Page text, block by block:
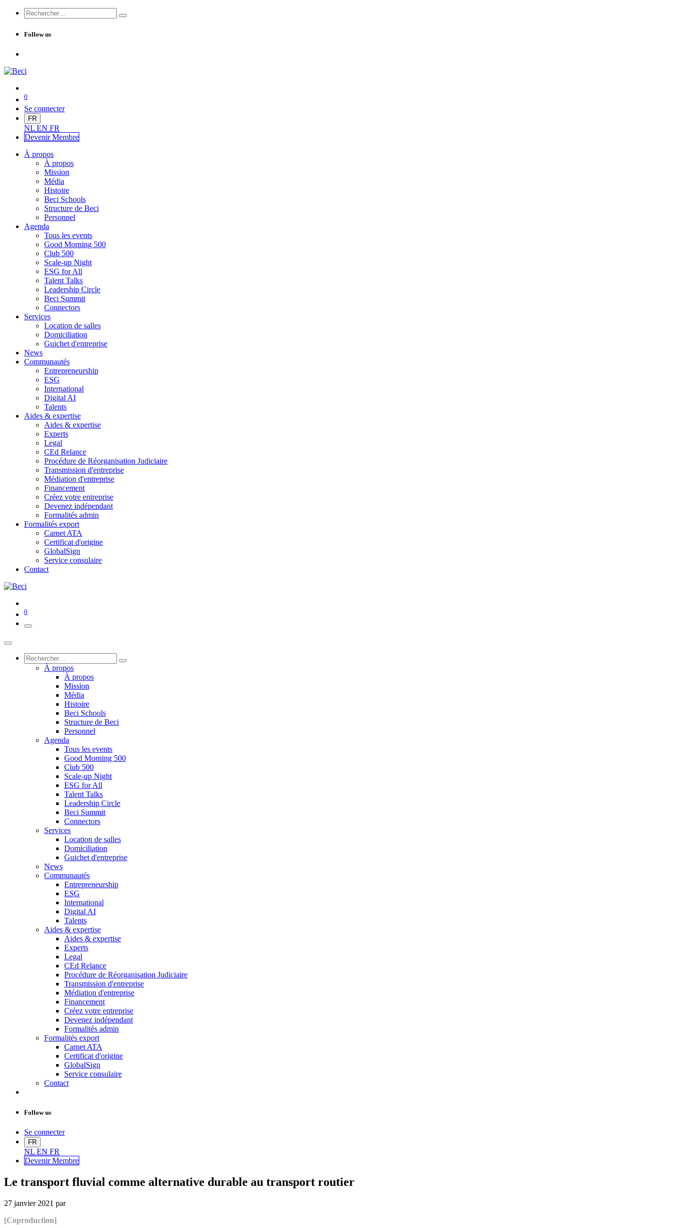
Follow us
0
Se connecter
FR
NL EN FR
Devenir Membre
À propos
À propos
Mission
Média
Histoire
Beci Schools
Structure de Beci
Personnel
Agenda
Tous les events
Good Morning 500
Club 500
Scale-up Night
ESG for All
Talent Talks
Leadership Circle
Beci Summit
Connectors
Services
Location de salles
Domiciliation
Guichet d'entreprise
News
Communautés
Entrepreneurship
ESG
International
Digital AI
Talents
Aides & expertise
Aides & expertise
Experts
Legal
CEd Relance
Procédure de Réorganisation Judiciaire
Transmission d'entreprise
Médiation d'entreprise
Financement
Créez votre entreprise
Devenez indépendant
Formalités admin
Formalités export
Carnet ATA
Certificat d'origine
GlobalSign
Service consulaire
Contact
0
À propos
À propos
Mission
Média
Histoire
Beci Schools
Structure de Beci
Personnel
Agenda
Tous les events
Good Morning 500
Club 500
Scale-up Night
ESG for All
Talent Talks
Leadership Circle
Beci Summit
Connectors
Services
Location de salles
Domiciliation
Guichet d'entreprise
News
Communautés
Entrepreneurship
ESG
International
Digital AI
Talents
Aides & expertise
Aides & expertise
Experts
Legal
CEd Relance
Procédure de Réorganisation Judiciaire
Transmission d'entreprise
Médiation d'entreprise
Financement
Créez votre entreprise
Devenez indépendant
Formalités admin
Formalités export
Carnet ATA
Certificat d'origine
GlobalSign
Service consulaire
Contact
Follow us
Se connecter
FR
NL EN FR
Devenir Membre
Le transport fluvial comme alternative durable au transport routier
27 janvier 2021 par
[Coproduction]